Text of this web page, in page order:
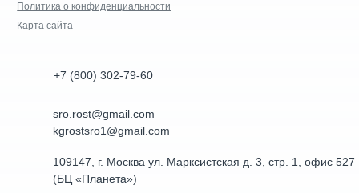
Политика о конфиденциальности
Карта сайта
+7 (800) 302-79-60
sro.rost@gmail.com
kgrostsro1@gmail.com
109147, г. Москва ул. Марксистская д. 3, стр. 1, офис 527
(БЦ «Планета»)